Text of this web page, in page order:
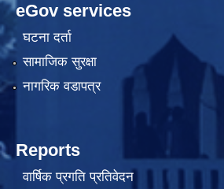
eGov services
घटना दर्ता
सामाजिक सुरक्षा
नागरिक वडापत्र
Reports
वार्षिक प्रगति प्रतिवेदन